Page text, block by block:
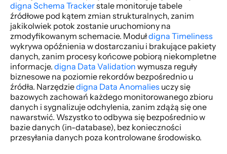
digna Schema Tracker stale monitoruje tabele
źródłowe pod kątem zmian strukturalnych, zanim
jakikolwiek potok zostanie uruchomiony na
zmodyfikowanym schemacie. Moduł digna Timeliness
wykrywa opóźnienia w dostarczaniu i brakujące pakiety
danych, zanim procesy końcowe pobiorą niekompletne
informacje. digna Data Validation wymusza reguły
biznesowe na poziomie rekordów bezpośrednio u
źródła. Narzędzie digna Data Anomalies uczy się
bazowych zachowań każdego monitorowanego zbioru
danych i sygnalizuje odchylenia, zanim zdążą się one
nawarstwić. Wszystko to odbywa się bezpośrednio w
bazie danych (in-database), bez konieczności
przesyłania danych poza kontrolowane środowisko.